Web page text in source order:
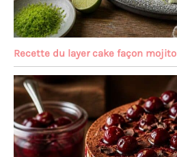
Recette du layer cake façon mojito